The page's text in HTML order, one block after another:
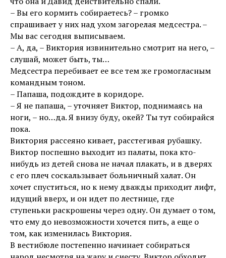
– Вы его кормить собираетесь? – громко
спрашивает у них над ухом загорелая медсестра. –
Мы вас сегодня выписываем.
– А, да, – Виктория извинительно смотрит на него, –
слушай, может быть, ты…
Медсестра перебивает ее все тем же громогласным
командным тоном.
– Папаша, подождите в коридоре.
– Я не папаша, – уточняет Виктор, поднимаясь на
ноги, – но…да. Я внизу буду, окей? Ты тут собирайся
пока.
Виктория рассеяно кивает, расстегивая рубашку.
Виктор поспешно выходит из палаты, пока кто-
нибудь из детей снова не начал плакать, и в дверях
с его плеч соскальзывает больничный халат. Он
хочет спуститься, но к нему дважды приходит лифт,
идущий вверх, и он идет по лестнице, где
ступеньки раскрошены через одну. Он думает о том,
что ему до невозможности хочется пить, а еще о
том, как изменилась Виктория.
В вестибюле постепенно начинает собираться